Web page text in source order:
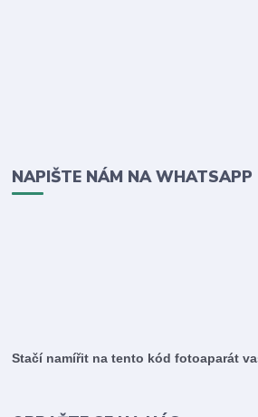
NAPIŠTE NÁM NA WHATSAPP
Stačí namířit na tento kód fotoaparát